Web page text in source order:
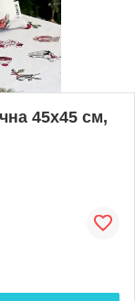
45х45 см,